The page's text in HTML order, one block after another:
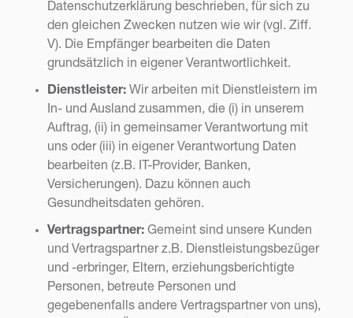
Datenschutzerklärung beschrieben, für sich zu
den gleichen Zwecken nutzen wie wir (vgl. Ziff.
V). Die Empfänger bearbeiten die Daten
grundsätzlich in eigener Verantwortlichkeit.
Dienstleister:Wir arbeiten mit Dienstleistern im
In- und Ausland zusammen, die (i) in unserem
Auftrag, (ii) in gemeinsamer Verantwortung mit
uns oder (iii) in eigener Verantwortung Daten
bearbeiten (z.B. IT-Provider, Banken,
Versicherungen). Dazu können auch
Gesundheitsdaten gehören.
Vertragspartner:Gemeint sind unsere Kunden
und Vertragspartner z.B. Dienstleistungsbezüger
und -erbringer, Eltern, erziehungsberichtigte
Personen, betreute Personen und
gegebenenfalls andere Vertragspartner von uns),